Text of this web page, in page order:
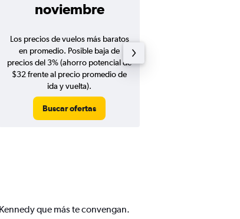
noviembre
Los precios de vuelos más baratos
en promedio. Posible baja de
precios del 3% (ahorro potencial de
$32 frente al precio promedio de
ida y vuelta).
Buscar ofertas
que más te convengan.